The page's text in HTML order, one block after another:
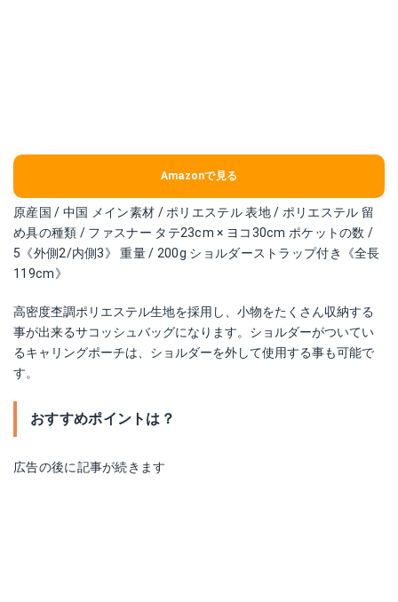
Amazonで見る
原産国 / 中国 メイン素材 / ポリエステル 表地 / ポリエステル 留
め具の種類 / ファスナー タテ23cm × ヨコ30cm ポケットの数 /
5《外側2/内側3》 重量 / 200g ショルダーストラップ付き《全長
119cm》
高密度杢調ポリエステル生地を採用し、小物をたくさん収納する
事が出来るサコッシュバッグになります。ショルダーがついてい
るキャリングポーチは、ショルダーを外して使用する事も可能で
す。
おすすめポイントは？
広告の後に記事が続きます